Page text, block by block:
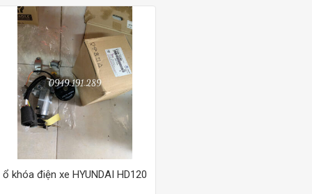
ổ khóa điện xe HYUNDAI HD120